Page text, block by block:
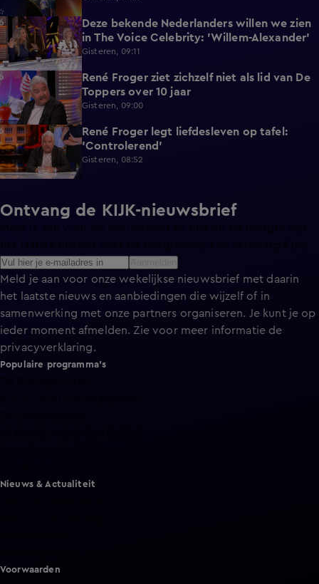
4:06
Deze bekende Nederlanders willen we zien
in The Voice Celebrity: 'Willem-Alexander'
Gisteren, 09:11
3:01
René Froger ziet zichzelf niet als lid van De
Toppers over 10 jaar
Gisteren, 09:00
6:43
René Froger legt liefdesleven op tafel:
'Controlerend'
Gisteren, 08:52
Ontvang de KIJK-nieuwsbrief
Meld je aan voor de nieuwsbrief en blijf op de hoogte van
Meld je aan voor onze wekelijkse nieuwsbrief met daarin
het laatste nieuws en aanbiedingen die wijzelf of in
samenwerking met onze partners organiseren. Je kunt je op
ieder moment afmelden. Zie voor meer informatie de
privacyverklaring.
Populaire programma's
Nieuws & Actualiteit
Voorwaarden